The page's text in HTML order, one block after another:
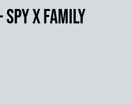
Spy X Family